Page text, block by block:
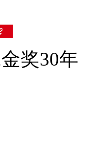
奖30年